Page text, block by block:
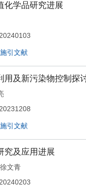
化学品研究进展
施引文献
用及新污染物控制探
施引文献
究及应用进展
徐文青